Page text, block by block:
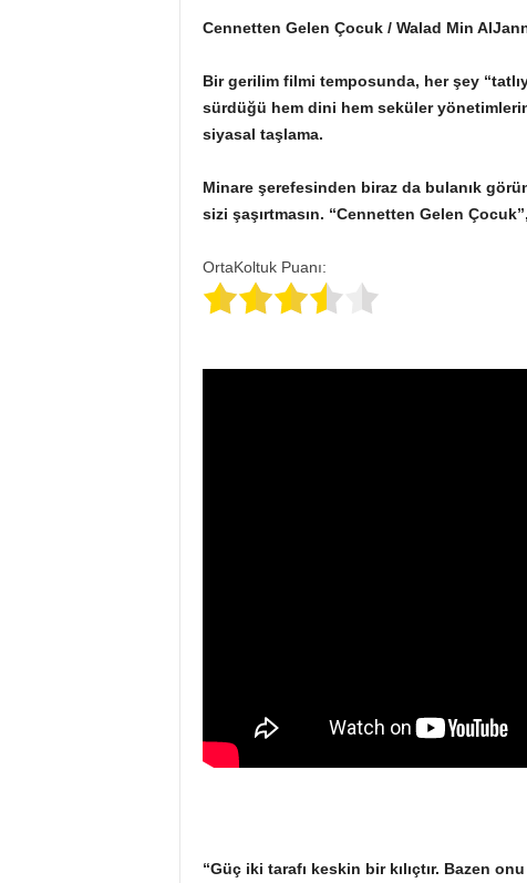
Cennetten Gelen Çocuk / Walad Min
Bir gerilim filmi temposunda, her şey
sürdüğü hem dini hem seküler
siyasal taşlama.
Minare şerefesinden biraz da bulanık
sizi şaşırtmasın. “Cennetten Gelen
OrtaKoltuk Puanı:
“Güç iki tarafı keskin bir kılıçtır. Bazen